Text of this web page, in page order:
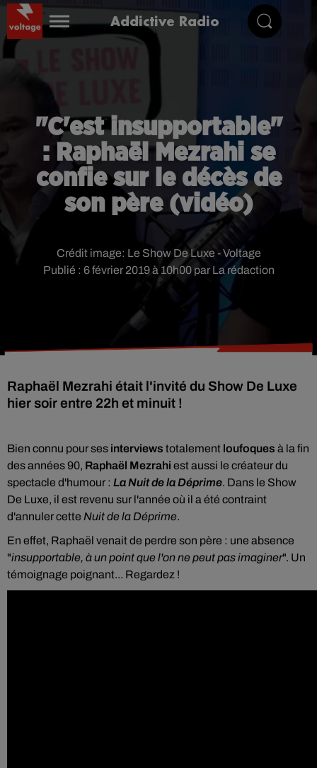
Addictive Radio
"C'est insupportable"
: Raphaël Mezrahi se
confie sur le décès de
son père (vidéo)
Publié : 6 février 2019 à 10h00 par La rédaction
Crédit image: Le Show De Luxe - Voltage
Raphaël Mezrahi était l'invité du Show De Luxe
hier soir entre 22h et minuit !
Bien connu pour ses interviews totalement loufoques à la fin
des années 90, Raphaël Mezrahi est aussi le créateur du
spectacle d'humour : La Nuit de la Déprime. Dans le Show
De Luxe, il est revenu sur l'année où il a été contraint
d'annuler cette Nuit de la Déprime.
En effet, Raphaël venait de perdre son père : une absence
"insupportable, à un point que l'on ne peut pas imaginer". Un
témoignage poignant... Regardez !